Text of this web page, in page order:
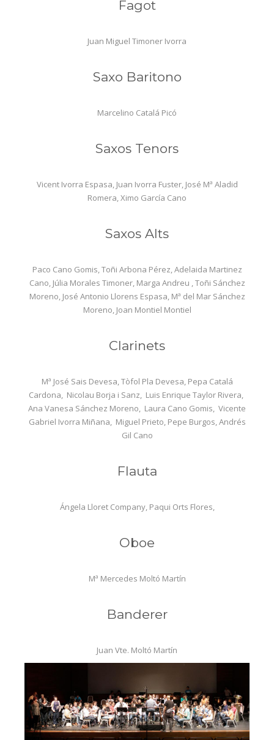
Fagot
Juan Miguel Timoner Ivorra
Saxo Baritono
Marcelino Catalá Picó
Saxos Tenors
Vicent Ivorra Espasa, Juan Ivorra Fuster, José Mª Aladid
Romera, Ximo García Cano
Saxos Alts
Paco Cano Gomis, Toñi Arbona Pérez, Adelaida Martinez
Cano, Júlia Morales Timoner, Marga Andreu , Toñi Sánchez
Moreno, José Antonio Llorens Espasa, Mª del Mar Sánchez
Moreno, Joan Montiel Montiel
Clarinets
Mª José Sais Devesa, Tòfol Pla Devesa, Pepa Catalá
Cardona, Nicolau Borja i Sanz, Luis Enrique Taylor Rivera,
Ana Vanesa Sánchez Moreno, Laura Cano Gomis, Vicente
Gabriel Ivorra Miñana, Miguel Prieto, Pepe Burgos, Andrés
Gil Cano
Flauta
Ángela Lloret Company, Paqui Orts Flores,
Oboe
Mª Mercedes Moltó Martín
Banderer
Juan Vte. Moltó Martín